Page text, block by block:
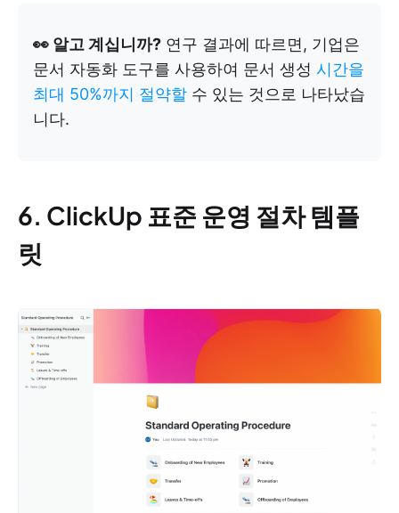
👀 알고 계십니까? 연구 결과에 따르면, 기업은
문서 자동화 도구를 사용하여 문서 생성 시간을
최대 50%까지 절약할 수 있는 것으로 나타났습
니다.
6. ClickUp 표준 운영 절차 템플
릿